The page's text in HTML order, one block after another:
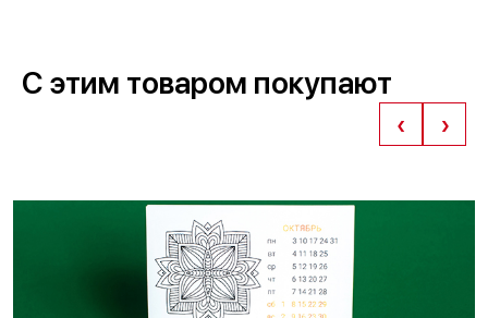
С этим товаром покупают
‹ ›